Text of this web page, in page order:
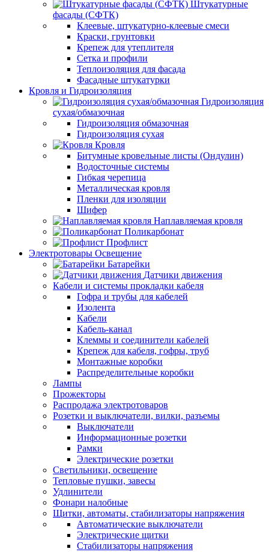
Штукатурные
фасады (СФТК)
Клеевые, штукатурно-клеевые смеси
Краски, грунтовки
Крепеж для утеплителя
Сетка и профили
Теплоизоляция для фасада
Фасадные штукатурки
Кровля и Гидроизоляция
Гидроизоляция
сухая/обмазочная
Гидроизоляция обмазочная
Гидроизоляция сухая
Кровля
Битумные кровельные листы (Ондулин)
Водосточные системы
Гибкая черепица
Металлическая кровля
Пленки для изоляции
Шифер
Наплавляемая кровля
Поликарбонат
Профлист
Электротовары Освещение
Батарейки
Датчики движения
Кабели и системы прокладки кабеля
Гофра и трубы для кабелей
Изолента
Кабели
Кабель-канал
Клеммы и соединители кабелей
Крепеж для кабеля, гофры, труб
Монтажные коробки
Распределительные коробки
Лампы
Прожекторы
Распродажа электротоваров
Розетки и выключатели, вилки, разъемы
Выключатели
Информационные розетки
Рамки
Электрические розетки
Светильники, освещение
Тепловые пушки, завесы
Удлинители
Фонари налобные
Щитки, автоматы, стабилизаторы напряжения
Автоматические выключатели
Электрические щитки
Стабилизаторы напряжения